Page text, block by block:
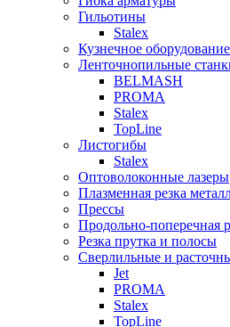
Гильотины
Stalex
Кузнечное оборудование
Ленточнопильные
BELMASH
PROMA
Stalex
TopLine
Листогибы
Stalex
Оптоволоконные лазеры
Плазменная резка
Прессы
Продольно-поперечная
Резка прутка и полосы
Сверлильные и
Jet
PROMA
Stalex
TopLine